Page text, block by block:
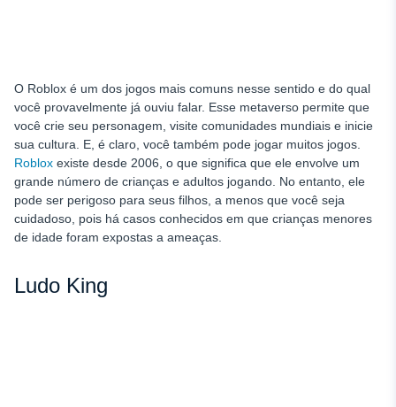
O Roblox é um dos jogos mais comuns nesse sentido e do qual
você provavelmente já ouviu falar. Esse metaverso permite que
você crie seu personagem, visite comunidades mundiais e inicie
sua cultura. E, é claro, você também pode jogar muitos jogos.
Roblox existe desde 2006, o que significa que ele envolve um
grande número de crianças e adultos jogando. No entanto, ele
pode ser perigoso para seus filhos, a menos que você seja
cuidadoso, pois há casos conhecidos em que crianças menores
de idade foram expostas a ameaças.
Ludo King